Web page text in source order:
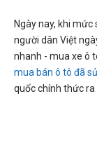
Ngày nay, khi
người dân Việt
nhanh - mua xe ô
mua bán ô tô đã
quốc chính thức ra